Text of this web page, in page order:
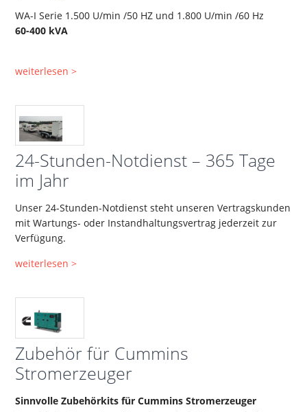
WA-I Serie 1.500 U/min /50 HZ und 1.800 U/min /60 Hz
60-400 kVA
weiterlesen >
24-Stunden-Notdienst – 365 Tage
im Jahr
Unser 24-Stunden-Notdienst steht unseren Vertragskunden
mit Wartungs- oder Instandhaltungsvertrag jederzeit zur
Verfügung.
weiterlesen >
Zubehör für Cummins
Stromerzeuger
Sinnvolle Zubehörkits für Cummins Stromerzeuger